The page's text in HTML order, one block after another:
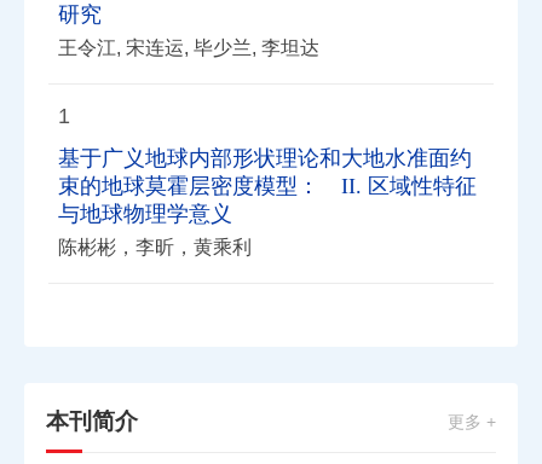
研究
王令江, 宋连运, 毕少兰, 李坦达
1
基于广义地球内部形状理论和大地水准面约
束的地球莫霍层密度模型： II. 区域性特征
与地球物理学意义
陈彬彬，李昕，黄乘利
本刊简介 更多 +